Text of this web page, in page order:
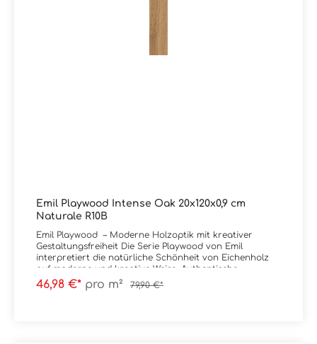
Emil Playwood Intense Oak 20x120x0,9 cm
Naturale R10B
Emil Playwood – Moderne Holzoptik mit kreativer
Gestaltungsfreiheit Die Serie Playwood von Emil
interpretiert die natürliche Schönheit von Eichenholz
auf moderne und kreative Weise. Authentische
Maserungen, warme Farbtöne und eine besonders
realistische Haptik dank innovativer Digitouch-
46,98 €* pro m² 79,90 €*